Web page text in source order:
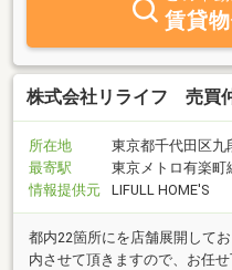
賃貸
株式会社リライフ 売買
所在地
東京都千代田区
最寄駅
東京メトロ有楽町
情報提供元
LIFULL HOME'S
都内22箇所にを店舗展開して
内させて頂きますので、お任せ